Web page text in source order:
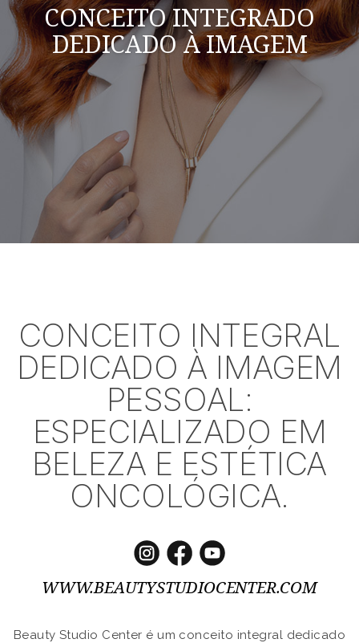
CONCEITO INTEGRADO
DEDICADO À IMAGEM
CONCEITO INTEGRAL
DEDICADO À IMAGEM
PESSOAL:
ESPECIALIZADO EM
BELEZA E ESTÉTICA
ONCOLÓGICA.
WWW.BEAUTYSTUDIOCENTER.COM
Beauty Studio Center é um conceito integral dedicado